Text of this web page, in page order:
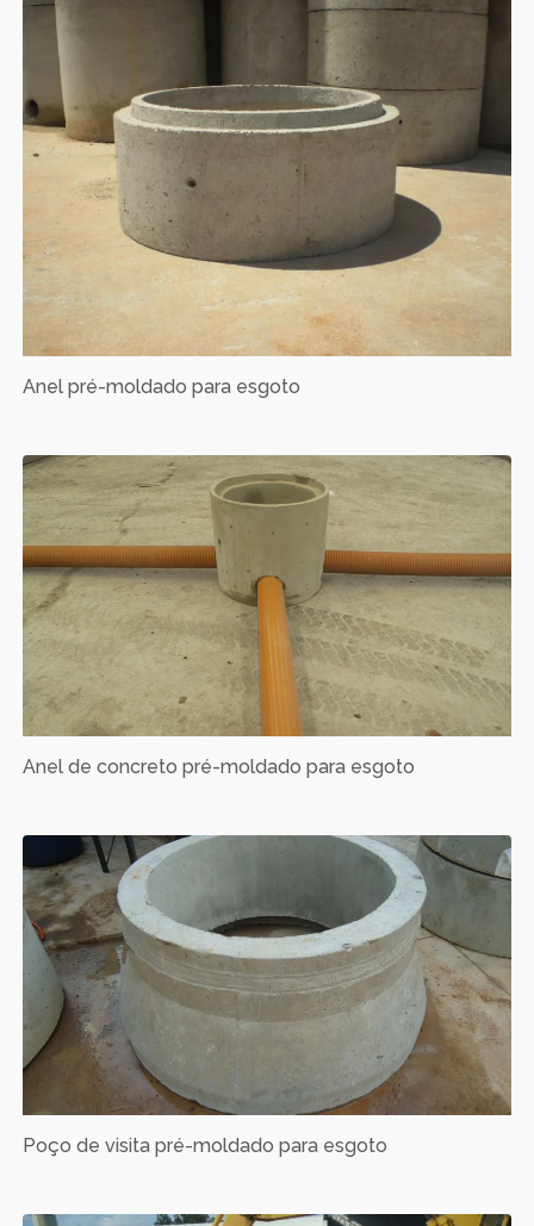
Anel pré-moldado para esgoto
Anel de concreto pré-moldado para esgoto
Poço de visita pré-moldado para esgoto